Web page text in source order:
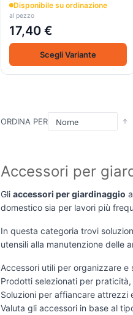
Disponibile su ordinazione
al pezzo
17,40 €
Scegli Variante
ORDINA PER
Accessori per
Gli accessori per giardinaggio
domestico sia per lavori più
In questa categoria trovi
utensili alla manutenzione delle
Accessori utili per organizzare
Prodotti selezionati per praticità,
Soluzioni per affiancare attrezzi
Valuta gli accessori in base al